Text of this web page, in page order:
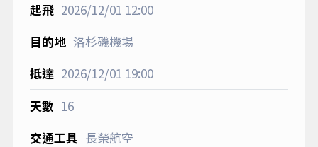
2026/12/01 12:00
洛杉磯機場
2026/12/01 19:00
16
長榮航空